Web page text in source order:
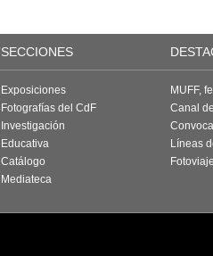
SECCIONES
Exposiciones
Fotografías del CdF
Investigación
Educativa
Catálogo
Mediateca
MUFF,
Canal
Líneas